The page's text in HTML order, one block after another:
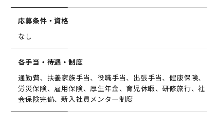
応募条件・資格
なし
各手当・待遇・制度
通勤費、扶養家族手当、役職手当、出張手当、健康保険、
労災保険、雇用保険、厚生年金、育児休暇、研修旅行、社
会保険完備、新入社員メンター制度